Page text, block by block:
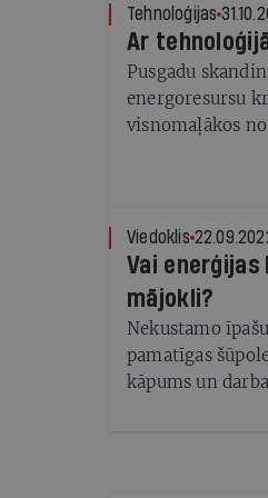
Tehnoloģijas
Ar
Pusgadu
energoresursu
visnomaļākos
Viedoklis
Vai
mājokli?
Nekustamo
pamatīgas
kāpums un